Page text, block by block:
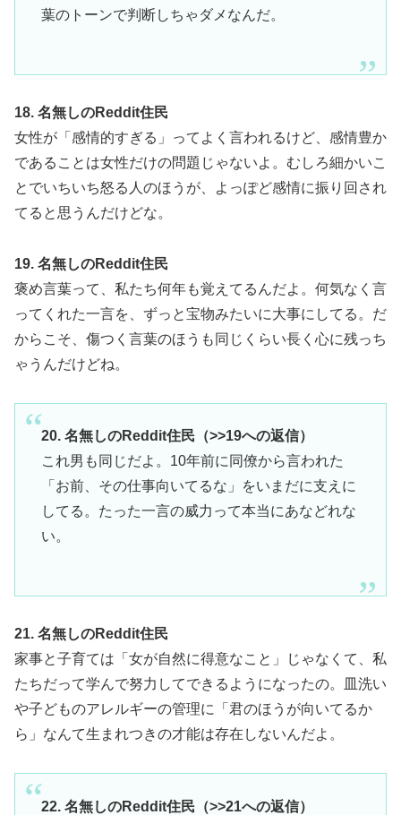
葉のトーンで判断しちゃダメなんだ。
18. 名無しのReddit住民
女性が「感情的すぎる」ってよく言われるけど、感情豊か
であることは女性だけの問題じゃないよ。むしろ細かいこ
とでいちいち怒る人のほうが、よっぽど感情に振り回され
てると思うんだけどな。
19. 名無しのReddit住民
褒め言葉って、私たち何年も覚えてるんだよ。何気なく言
ってくれた一言を、ずっと宝物みたいに大事にしてる。だ
からこそ、傷つく言葉のほうも同じくらい長く心に残っち
ゃうんだけどね。
20. 名無しのReddit住民（>>19への返信）
これ男も同じだよ。10年前に同僚から言われた
「お前、その仕事向いてるな」をいまだに支えに
してる。たった一言の威力って本当にあなどれな
い。
21. 名無しのReddit住民
家事と子育ては「女が自然に得意なこと」じゃなくて、私
たちだって学んで努力してできるようになったの。皿洗い
や子どものアレルギーの管理に「君のほうが向いてるか
ら」なんて生まれつきの才能は存在しないんだよ。
22. 名無しのReddit住民（>>21への返信）